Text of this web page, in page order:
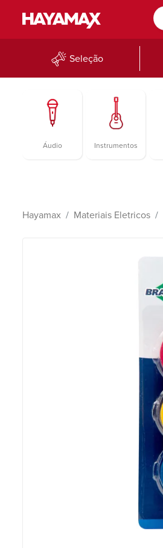
Seleção
Áudio Instrumentos
Hayamax Materiais Eletricos